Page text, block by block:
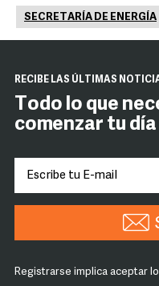
SECRETARÍA DE ENERGÍA
RECIBE LAS ÚLTIMAS
Todo lo que
comenzar tu día
Registrarse implica aceptar